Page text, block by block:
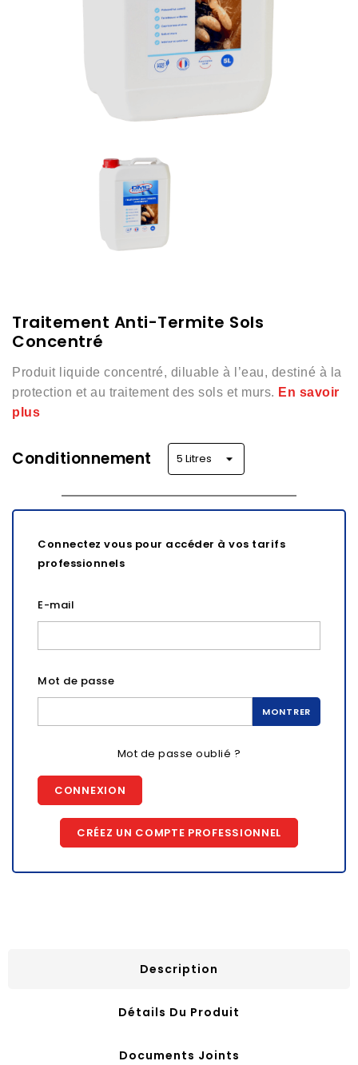
Traitement Anti-Termite Sols
Concentré
Produit liquide concentré, diluable à l’eau, destiné à la
protection et au traitement des sols et murs. En savoir
plus
Conditionnement
Connectez vous pour accéder à vos tarifs
professionnels
E-mail
Mot de passe
MONTRER
Mot de passe oublié ?
CONNEXION
CRÉEZ UN COMPTE PROFESSIONNEL
Description
Détails Du Produit
Documents Joints